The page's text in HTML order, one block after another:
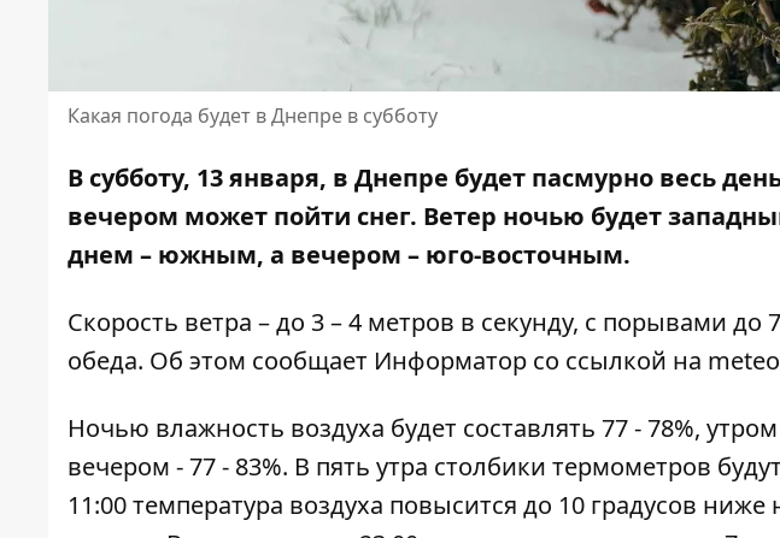
Какая погода будет в Днепре в субботу
В субботу, 13 января, в Днепре будет пасмурно весь
вечером может пойти снег. Ветер ночью будет
днем ​​– южным, а вечером – юго-восточным.
Скорость ветра – до 3 – 4 метров в секунду, с порывами до
обеда. Об этом сообщает Информатор со ссылкой на
Ночью влажность воздуха будет составлять 77 - 78%, утром
вечером - 77 - 83%. В пять утра столбики термометров
11:00 температура воздуха повысится до 10 градусов ниже